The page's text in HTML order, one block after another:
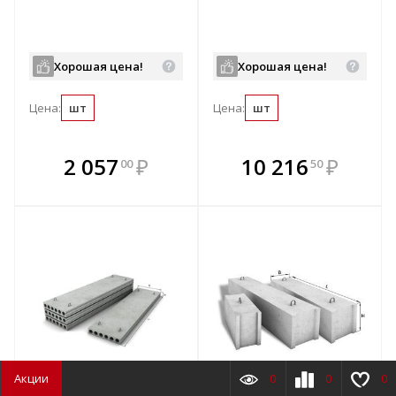
Хорошая цена!
Цена: шт
2 057 00 ₽
В комплекте
всегда выгоднее!
Хорошая цена!
Цена: шт
В комплекте
всегда выгоднее!
10 21650 ₽
Акции 0 0 0